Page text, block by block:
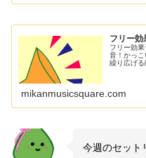
フリー効
フリー効
音！かっ
繰り広げ
mikanmusicsquare.com
今週のセット